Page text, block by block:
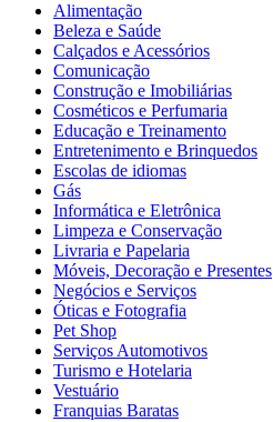
Alimentação
Beleza e Saúde
Calçados e Acessórios
Comunicação
Construção e Imobiliárias
Cosméticos e Perfumaria
Educação e Treinamento
Entretenimento e Brinquedos
Escolas de idiomas
Gás
Informática e Eletrônica
Limpeza e Conservação
Livraria e Papelaria
Móveis, Decoração e Presentes
Negócios e Serviços
Óticas e Fotografia
Pet Shop
Serviços Automotivos
Turismo e Hotelaria
Vestuário
Franquias Baratas